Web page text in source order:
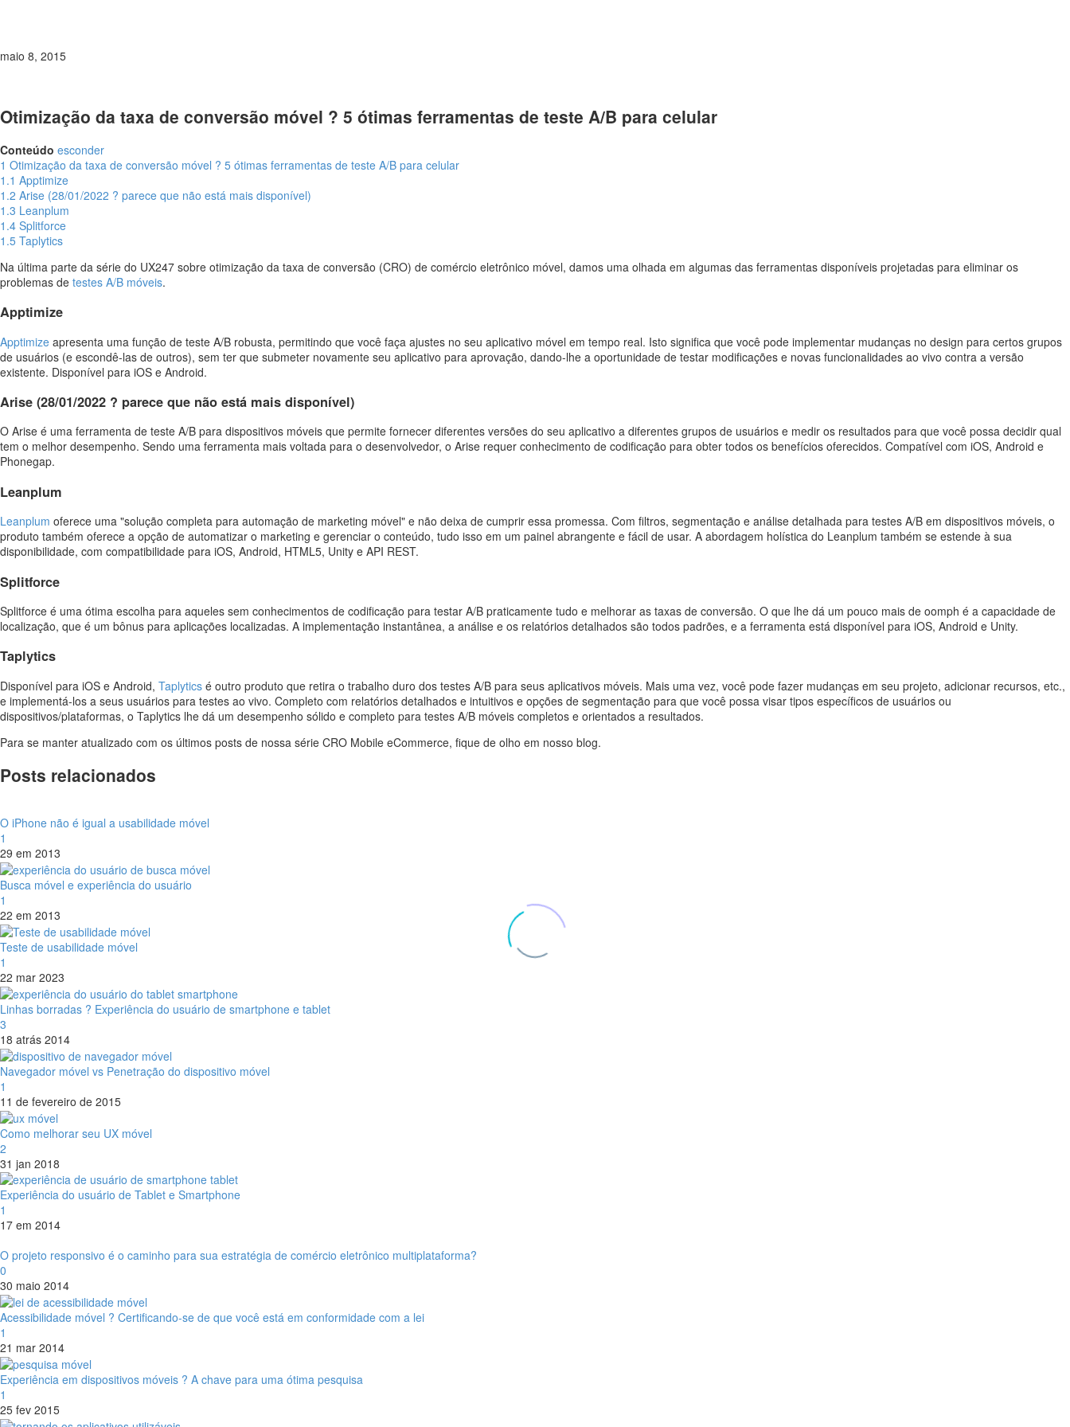
maio 8, 2015
Otimização da taxa de conversão móvel ? 5 ótimas ferramentas de teste A/B para celular
Conteúdo esconder
1 Otimização da taxa de conversão móvel ? 5 ótimas ferramentas de teste A/B para celular
1.1 Apptimize
1.2 Arise (28/01/2022 ? parece que não está mais disponível)
1.3 Leanplum
1.4 Splitforce
1.5 Taplytics
Na última parte da série do UX247 sobre otimização da taxa de conversão (CRO) de comércio eletrônico móvel, damos uma olhada em algumas das ferramentas disponíveis projetadas para eliminar os
problemas de testes A/B móveis.
Apptimize
Apptimize apresenta uma função de teste A/B robusta, permitindo que você faça ajustes no seu aplicativo móvel em tempo real. Isto significa que você pode implementar mudanças no design para certos grupos
de usuários (e escondê-las de outros), sem ter que submeter novamente seu aplicativo para aprovação, dando-lhe a oportunidade de testar modificações e novas funcionalidades ao vivo contra a versão
existente. Disponível para iOS e Android.
Arise (28/01/2022 ? parece que não está mais disponível)
O Arise é uma ferramenta de teste A/B para dispositivos móveis que permite fornecer diferentes versões do seu aplicativo a diferentes grupos de usuários e medir os resultados para que você possa decidir qual
tem o melhor desempenho. Sendo uma ferramenta mais voltada para o desenvolvedor, o Arise requer conhecimento de codificação para obter todos os benefícios oferecidos. Compatível com iOS, Android e
Phonegap.
Leanplum
Leanplum oferece uma "solução completa para automação de marketing móvel" e não deixa de cumprir essa promessa. Com filtros, segmentação e análise detalhada para testes A/B em dispositivos móveis, o
produto também oferece a opção de automatizar o marketing e gerenciar o conteúdo, tudo isso em um painel abrangente e fácil de usar. A abordagem holística do Leanplum também se estende à sua
disponibilidade, com compatibilidade para iOS, Android, HTML5, Unity e API REST.
Splitforce
Splitforce é uma ótima escolha para aqueles sem conhecimentos de codificação para testar A/B praticamente tudo e melhorar as taxas de conversão. O que lhe dá um pouco mais de oomph é a capacidade de
localização, que é um bônus para aplicações localizadas. A implementação instantânea, a análise e os relatórios detalhados são todos padrões, e a ferramenta está disponível para iOS, Android e Unity.
Taplytics
Disponível para iOS e Android, Taplytics é outro produto que retira o trabalho duro dos testes A/B para seus aplicativos móveis. Mais uma vez, você pode fazer mudanças em seu projeto, adicionar recursos, etc.,
e implementá-los a seus usuários para testes ao vivo. Completo com relatórios detalhados e intuitivos e opções de segmentação para que você possa visar tipos específicos de usuários ou
dispositivos/plataformas, o Taplytics lhe dá um desempenho sólido e completo para testes A/B móveis completos e orientados a resultados.
Para se manter atualizado com os últimos posts de nossa série CRO Mobile eCommerce, fique de olho em nosso blog.
Posts relacionados
O iPhone não é igual a usabilidade móvel
1
29 em 2013
Busca móvel e experiência do usuário
1
22 em 2013
Teste de usabilidade móvel
1
22 mar 2023
Linhas borradas ? Experiência do usuário de smartphone e tablet
3
18 atrás 2014
Navegador móvel vs Penetração do dispositivo móvel
1
11 de fevereiro de 2015
Como melhorar seu UX móvel
2
31 jan 2018
Experiência do usuário de Tablet e Smartphone
1
17 em 2014
O projeto responsivo é o caminho para sua estratégia de comércio eletrônico multiplataforma?
0
30 maio 2014
Acessibilidade móvel ? Certificando-se de que você está em conformidade com a lei
1
21 mar 2014
Experiência em dispositivos móveis ? A chave para uma ótima pesquisa
1
25 fev 2015